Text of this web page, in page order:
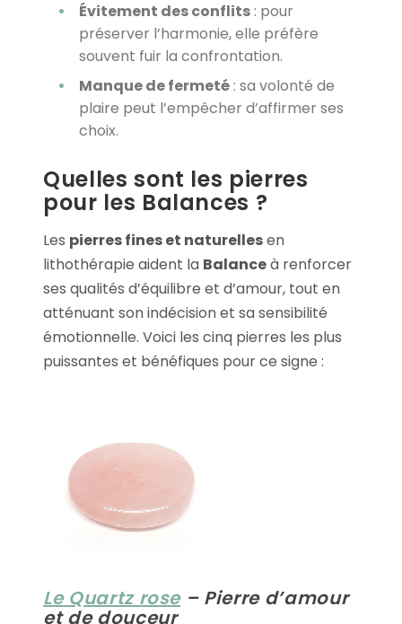
Évitement des conflits : pour
préserver l’harmonie, elle préfère
souvent fuir la confrontation.
Manque de fermeté : sa volonté de
plaire peut l’empêcher d’affirmer ses
choix.
Quelles sont les pierres
pour les Balances ?
Les pierres fines et naturellesen
lithothérapie aident la Balanceà renforcer
ses qualités d’équilibre et d’amour, tout en
atténuant son indécision et sa sensibilité
émotionnelle. Voici les cinq pierres les plus
puissantes et bénéfiques pour ce signe :
Le Quartz rose– Pierre d’amour
et de douceur